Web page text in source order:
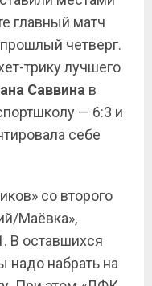
главный матч
четверг.
трику лучшего
Саввина в
— 6:3 и
себе
со второго
Маёвка»,
В оставшихся
надо набрать на